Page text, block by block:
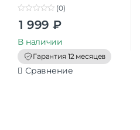
t
o
f
5
(0)
1 999 ₽
В наличии
Гарантия 12 месяцев
Сравнение